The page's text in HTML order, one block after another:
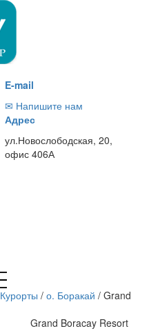
E-mail
✉ Напишите нам
Адрес
ул.Новослободская, 20,
офис 406А
Курорты / о. Боракай / Grand
Grand Boracay Resort